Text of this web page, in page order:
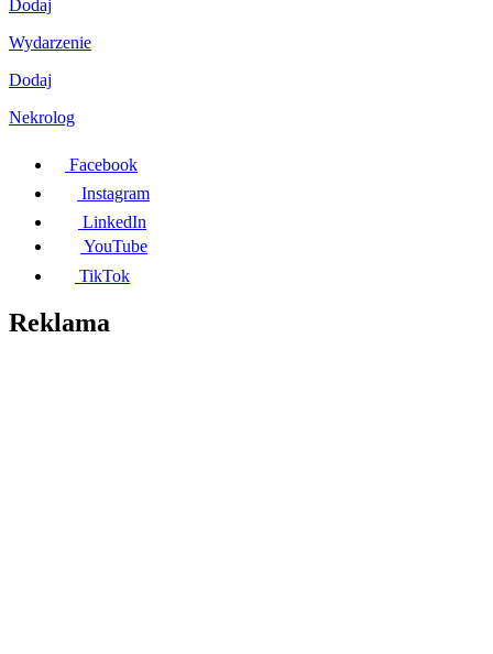
Dodaj
Wydarzenie
Dodaj
Nekrolog
Facebook
Instagram
LinkedIn
YouTube
TikTok
Reklama